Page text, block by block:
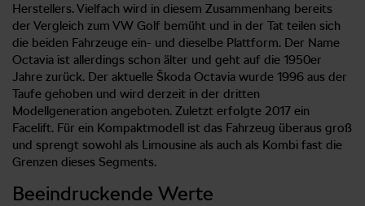
Herstellers. Vielfach wird in diesem Zusammenhang bereits
der Vergleich zum VW Golf bemüht und in der Tat teilen sich
die beiden Fahrzeuge ein- und dieselbe Plattform. Der Name
Octavia ist allerdings schon älter und geht auf die 1950er
Jahre zurück. Der aktuelle Škoda Octavia wurde 1996 aus der
Taufe gehoben und wird derzeit in der dritten
Modellgeneration angeboten. Zuletzt erfolgte 2017 ein
Facelift. Für ein Kompaktmodell ist das Fahrzeug überaus groß
und sprengt sowohl als Limousine als auch als Kombi fast die
Grenzen dieses Segments.
Beeindruckende Werte